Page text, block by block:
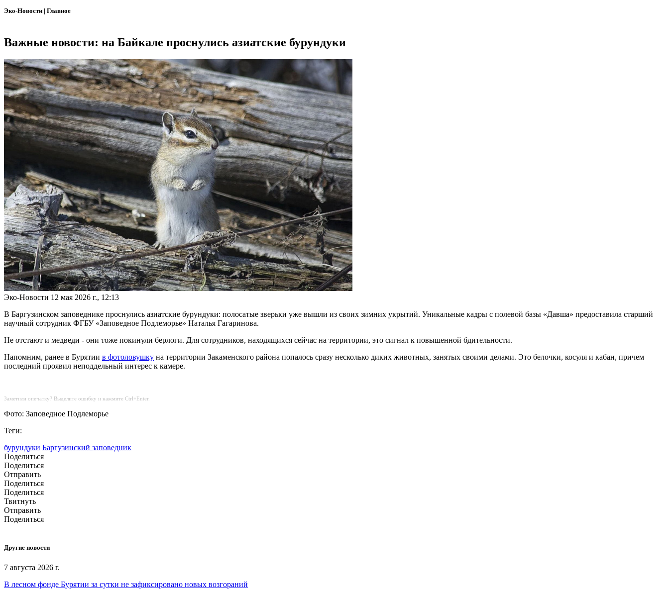
Эко-Новости | Главное
Важные новости: на Байкале проснулись азиатские бурундуки
Эко-Новости 12 мая 2026 г., 12:13
В Баргузинском заповеднике проснулись азиатские бурундуки: полосатые зверьки уже вышли из своих зимних укрытий. Уникальные кадры с полевой базы «Давша» предоставила старший
научный сотрудник ФГБУ «Заповедное Подлеморье» Наталья Гагаринова.
Не отстают и медведи - они тоже покинули берлоги. Для сотрудников, находящихся сейчас на территории, это сигнал к повышенной бдительности.
Напомним, ранее в Бурятии в фотоловушку на территории Закаменского района попалось сразу несколько диких животных, занятых своими делами. Это белочки, косуля и кабан, причем
последний проявил неподдельный интерес к камере.
Заметили опечатку? Выделите ошибку и нажмите Ctrl+Enter.
Фото: Заповедное Подлеморье
Теги:
бурундуки Баргузинский заповедник
Поделиться
Поделиться
Отправить
Поделиться
Поделиться
Твитнуть
Отправить
Поделиться
Другие новости
7 августа 2026 г.
В лесном фонде Бурятии за сутки не зафиксировано новых возгораний